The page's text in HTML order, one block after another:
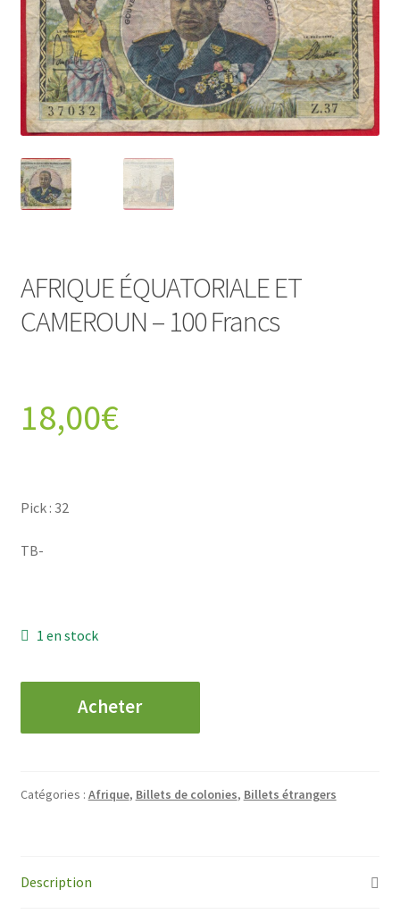
AFRIQUE ÉQUATORIALE ET
CAMEROUN – 100 Francs
18,00€
Pick : 32
TB-
1 en stock
AFRIQUE
CAMEROUN
Acheter
Catégories : Afrique, Billets de colonies, Billets étrangers
Description